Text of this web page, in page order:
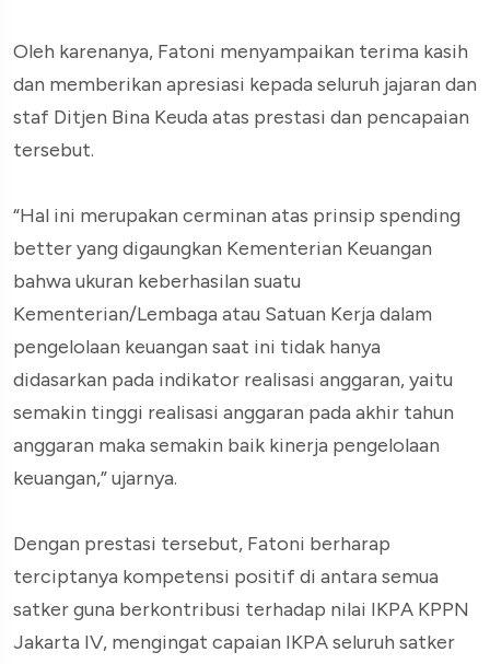
Oleh karenanya, Fatoni menyampaikan terima kasih
dan memberikan apresiasi kepada seluruh jajaran dan
staf Ditjen Bina Keuda atas prestasi dan pencapaian
tersebut.
“Hal ini merupakan cerminan atas prinsip spending
better yang digaungkan Kementerian Keuangan
bahwa ukuran keberhasilan suatu
Kementerian/Lembaga atau Satuan Kerja dalam
pengelolaan keuangan saat ini tidak hanya
didasarkan pada indikator realisasi anggaran, yaitu
semakin tinggi realisasi anggaran pada akhir tahun
anggaran maka semakin baik kinerja pengelolaan
keuangan,” ujarnya.
Dengan prestasi tersebut, Fatoni berharap
terciptanya kompetensi positif di antara semua
satker guna berkontribusi terhadap nilai IKPA KPPN
Jakarta IV, mengingat capaian IKPA seluruh satker